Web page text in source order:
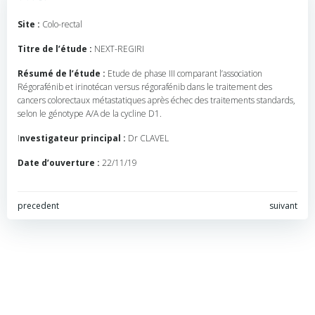
Site : Colo-rectal
Titre de l’étude : NEXT-REGIRI
Résumé de l’étude : Etude de phase III comparant l’association
Régorafénib et irinotécan versus régorafénib dans le traitement des
cancers colorectaux métastatiques après échec des traitements standards,
selon le génotype A/A de la cycline D1.
Investigateur principal : Dr CLAVEL
Date d’ouverture : 22/11/19
Navigation
precedent suivant